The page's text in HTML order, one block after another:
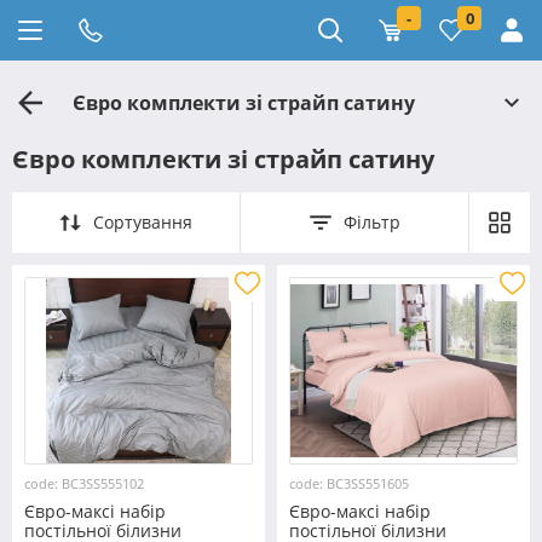
- 0
Євро комплекти зі страйп сатину
Євро комплекти зі страйп сатину
Сортування Фільтр
code: BC3SS555102
Євро-максі набір
постільної білизни
code: BC3SS551605
Євро-максі набір
постільної білизни